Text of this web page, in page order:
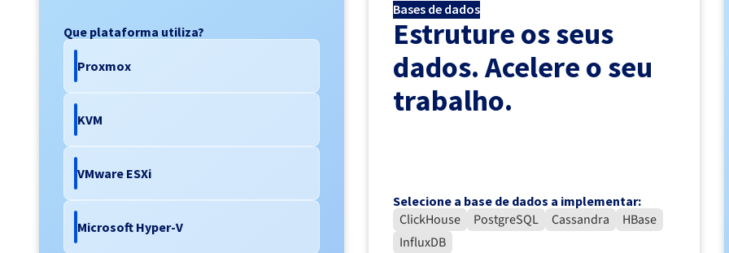
Que plataforma utiliza?
Proxmox
KVM
VMware ESXi
Microsoft Hyper-V
Bases de dados
Estruture os seus
dados. Acelere o seu
trabalho.
Selecione a base de dados a implementar:
ClickHouse PostgreSQL Cassandra
HBase
InfluxDB